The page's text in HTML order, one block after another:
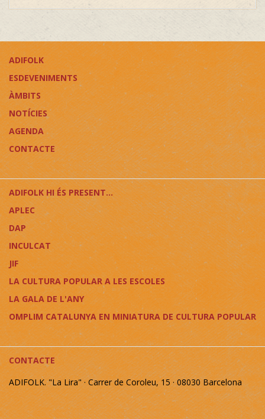
ADIFOLK
ESDEVENIMENTS
ÀMBITS
NOTÍCIES
AGENDA
CONTACTE
ADIFOLK HI ÉS PRESENT...
APLEC
DAP
INCULCAT
JIF
LA CULTURA POPULAR A LES ESCOLES
LA GALA DE L'ANY
OMPLIM CATALUNYA EN MINIATURA DE CULTURA POPULAR
CONTACTE
ADIFOLK. "La Lira" · Carrer de Coroleu, 15 · 08030 Barcelona